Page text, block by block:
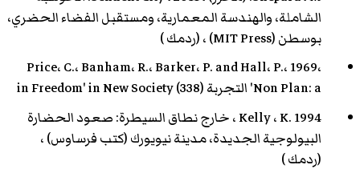
الشاملة، والهندسة المعمارية، ومستقبل الفضاء الحضري،
بوسطن (MIT Press) ، (
ردمك)
Price، C.، Banham، R.، Barker، P. and Hall، P.، 1969،
'Non Plan: a التجربة in Freedom' in New Society (338)
Kelly ، K. 1994 ، خارج نطاق السيطرة: صعود الحضارة
البيولوجية الجديدة، مدينة نيويورك (كتب فرساوس) ،
(ردمك)